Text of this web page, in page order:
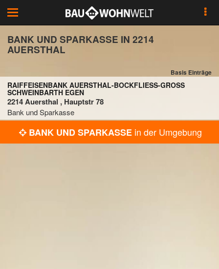
Toggle
navigation
BANK UND SPARKASSE IN 2214
AUERSTHAL
Basis Einträge
RAIFFEISENBANK AUERSTHAL-BOCKFLIESS-GROSS SC
HWEINBARTH EGEN
2214 Auersthal , Hauptstr 78
Bank und Sparkasse
BANK UND SPARKASSE in der Umgebung